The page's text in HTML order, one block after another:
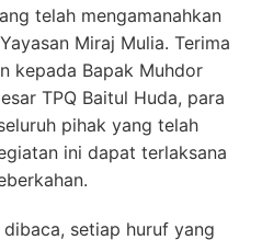
telah mengamanahkan
Miraj Mulia. Terima
kepada Bapak Muhdor
TPQ Baitul Huda, para
pihak yang telah
ini dapat terlaksana
setiap huruf yang